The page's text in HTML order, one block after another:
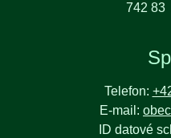
742 83
Telefon:
E-mail:
ID datové